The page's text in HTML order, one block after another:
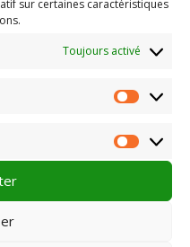
sur certaines caractéristiques
Toujours activé
à l’issue de la
ET CULTURE :